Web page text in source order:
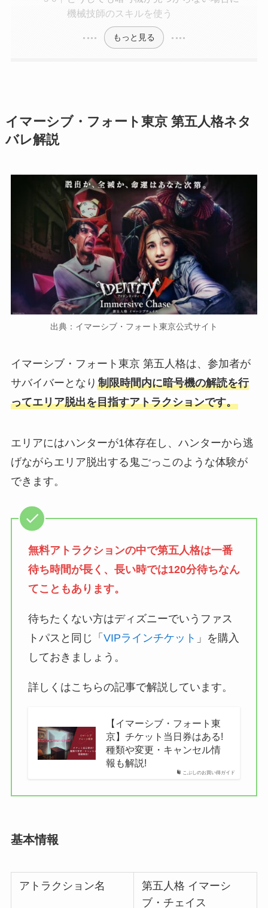
機械技師のスキルを使う
もっと見る
イマーシブ・フォート東京 第五人格ネタ
バレ解説
出典：イマーシブ・フォート東京公式サイト
イマーシブ・フォート東京 第五人格は、参加者が
サバイバーとなり 制限時間内に暗号機の解読を行
ってエリア脱出を目指すアトラクションです。
エリアにはハンターが1体存在し、ハンターから逃
げながらエリア脱出する鬼ごっこのような体験が
できます。
無料アトラクションの中で第五人格は一番
待ち時間が長く、長い時では120分待ちなん
てこともあります。
待ちたくない方はディズニーでいうファス
トパスと同じ「 VIPラインチケット 」を購入
しておきましょう。
詳しくはこちらの記事で解説しています。
こぶしのお買い得ガイド
【イマーシブ・フォート東
京】チケット当日券はある!
種類や変更・キャンセル情
報も解説!
基本情報
アトラクション名
第五人格 イマーシ
ブ・チェイス